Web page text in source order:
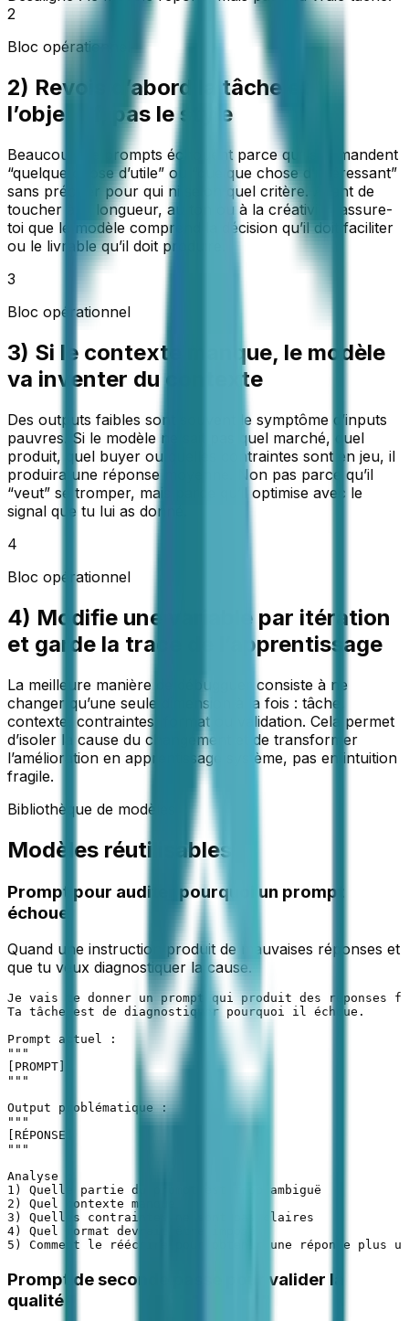
2
Bloc opérationnel
2) Revois d’abord la tâche et
l’objectif, pas le style
Beaucoup de prompts échouent parce qu’ils demandent
“quelque chose d’utile” ou “quelque chose d’intéressant”
sans préciser pour qui ni selon quel critère. Avant de
toucher à la longueur, au ton ou à la créativité, assure-
toi que le modèle comprend la décision qu’il doit faciliter
ou le livrable qu’il doit produire.
3
Bloc opérationnel
3) Si le contexte manque, le modèle
va inventer du contexte
Des outputs faibles sont souvent le symptôme d’inputs
pauvres. Si le modèle ne sait pas quel marché, quel
produit, quel buyer ou quelles contraintes sont en jeu, il
produira une réponse moyenne. Non pas parce qu’il
“veut” se tromper, mais parce qu’il optimise avec le
signal que tu lui as donné.
4
Bloc opérationnel
4) Modifie une variable par itération
et garde la trace de l’apprentissage
La meilleure manière de débugguer consiste à ne
changer qu’une seule dimension à la fois : tâche,
contexte, contraintes, format ou validation. Cela permet
d’isoler la cause du changement et de transformer
l’amélioration en apprentissage système, pas en intuition
fragile.
Bibliothèque de modèles
Modèles réutilisables
Prompt pour auditer pourquoi un prompt
échoue
Quand une instruction produit de mauvaises réponses et
que tu veux diagnostiquer la cause.
Je vais te donner un prompt qui produit des réponses
Ta tâche est de diagnostiquer pourquoi il échoue.
Prompt actuel :
"""
[PROMPT]
"""
Output problématique :
"""
[RÉPONSE]
"""
Analyse :
1) Quelle partie du prompt est trop ambiguë
2) Quel contexte manque
3) Quelles contraintes ne sont pas claires
4) Quel format devrait être imposé
5) Comment le réécrire pour obtenir une réponse plus
Prompt de seconde passe pour valider la
qualité